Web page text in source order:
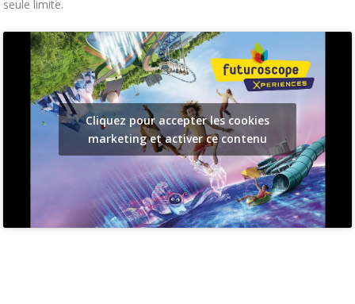
seule limite.
Cliquez pour accepter les cookies
marketing et activer ce contenu